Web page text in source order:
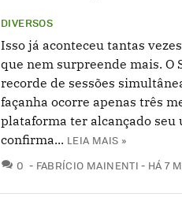
DIVERSOS
Isso já aconteceu tantas
que nem surpreende mais. O
recorde de sessões
façanha ocorre apenas três
plataforma ter alcançado seu
confirma... LEIA MAIS »
0 COMENTÁRIOS
FABRÍCIO MAINENTI HÁ 7